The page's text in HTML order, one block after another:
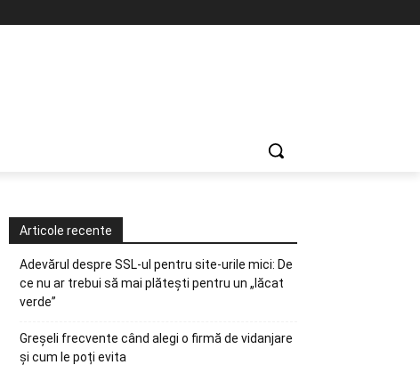
Articole recente
Adevărul despre SSL-ul pentru site-urile mici: De
ce nu ar trebui să mai plătești pentru un „lăcat
verde”
Greșeli frecvente când alegi o firmă de vidanjare
și cum le poți evita